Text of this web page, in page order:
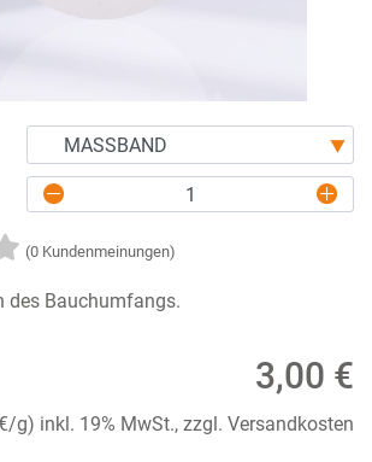
(0 Kundenmeinungen)
des Bauchumfangs.
3,00 €
g) inkl. 19% MwSt., zzgl. Versandkosten